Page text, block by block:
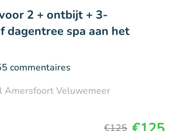
2 + ontbijt + 3-
dagentree spa aan het
commentaires
Amersfoort Veluwemeer
€125